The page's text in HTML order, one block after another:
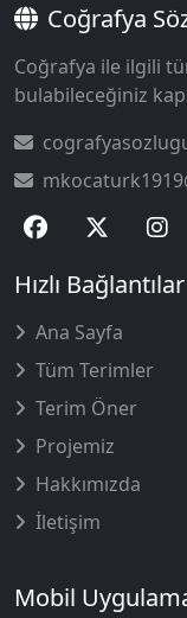
Coğrafya
Coğrafya ile ilgili
bulabileceğiniz
Hızlı Bağlantılar
Ana Sayfa
Tüm Terimler
Terim Öner
Projemiz
Hakkımızda
İletişim
Mobil